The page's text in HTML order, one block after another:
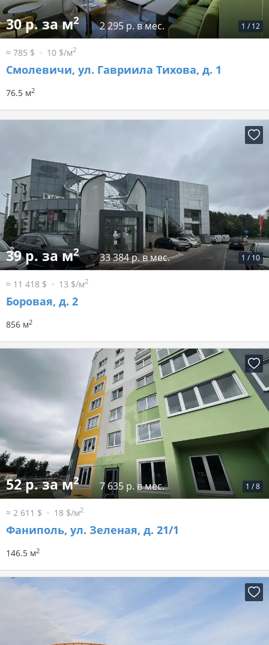
1 / 12
30 р. за м2 2 295 р. в мес.
≈ 785 $ 10 $/м2
Смолевичи, ул. Гавриила Тихова, д. 1
76.5 м2
1 / 10
39 р. за м2 33 384 р. в мес.
≈ 11 418 $ 13 $/м2
Боровая, д. 2
856 м2
1 /8
52 р. за м2 7 635 р. в мес.
≈ 2 611 $ 18 $/м2
Фаниполь, ул. Зеленая, д. 21/1
146.5 м2